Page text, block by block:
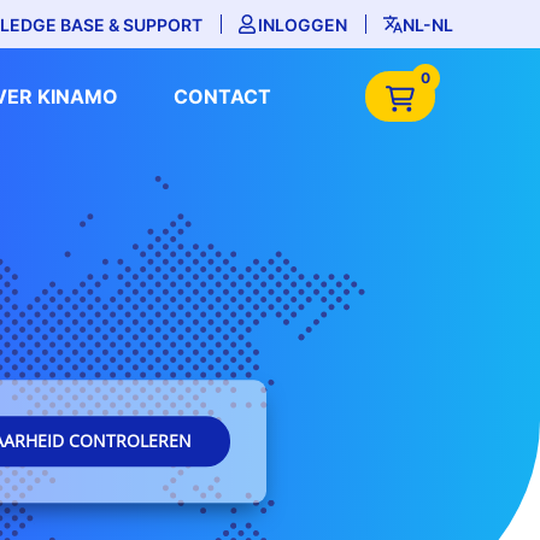
BASE & SUPPORT INLOGGEN NL-NL
KINAMO CONTACT
0
CONTROLEREN